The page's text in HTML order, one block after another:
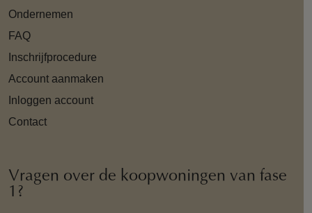
Ondernemen
FAQ
Inschrijfprocedure
Account aanmaken
Inloggen account
Contact
Vragen over de koopwoningen van fase
1?